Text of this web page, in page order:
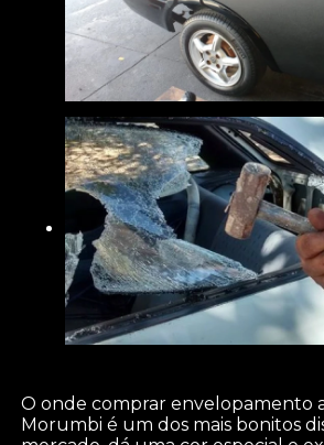
O onde comprar envelopamento
Morumbi é um dos mais bonitos